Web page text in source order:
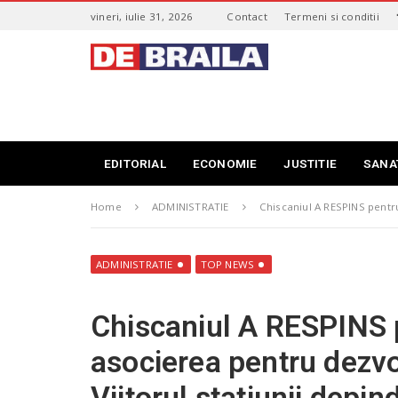
c
vineri, iulie 31, 2026 Contact Termeni si conditii
t
B
l
r
a
i
a
EDITORIAL ECONOMIE JUSTITIE
Home ADMINISTRATIE Chiscaniul A RESPINS
ADMINISTRATIE TOP NEWS
Chiscaniul A
asocierea pentru